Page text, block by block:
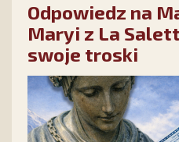
miesięcy 2026 roku.
Odpowiedz na
Maryi z La
swoje troski